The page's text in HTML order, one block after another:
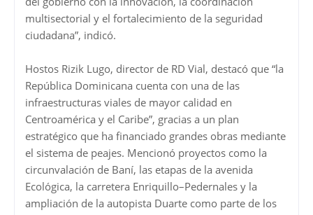
multisectorial y el fortalecimiento de la seguridad
ciudadana”, indicó.
Hostos Rizik Lugo, director de RD Vial, destacó que “la
República Dominicana cuenta con una de las
infraestructuras viales de mayor calidad en
Centroamérica y el Caribe”, gracias a un plan
estratégico que ha financiado grandes obras mediante
el sistema de peajes. Mencionó proyectos como la
circunvalación de Baní, las etapas de la avenida
Ecológica, la carretera Enriquillo–Pedernales y la
ampliación de la autopista Duarte como parte de los